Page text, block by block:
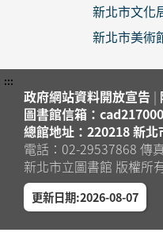
新北市文化
新北市美術
:::
政府網站資料開放宣告 |
圖書館信箱：
總館地址：220218 新北
電話：02-29537868 傳
新北市立圖書館 版權所
更新日期:2026-08-07